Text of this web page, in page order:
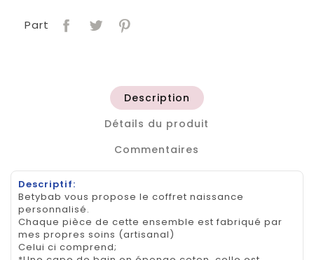
Part
Description
Détails du produit
Commentaires
Descriptif:
Betybab vous propose le coffret naissance
personnalisé.
Chaque pièce de cette ensemble est fabriqué par
mes propres soins (artisanal)
Celui ci comprend;